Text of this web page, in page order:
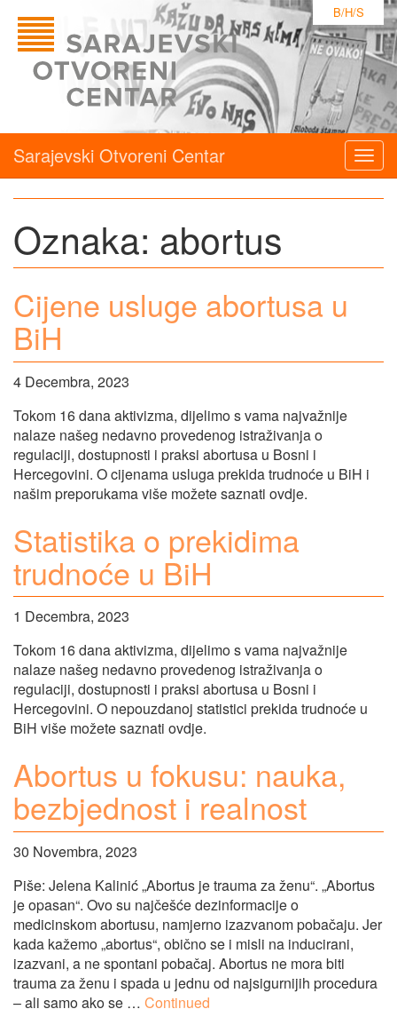
B/H/S
Sarajevski Otvoreni Centar
Oznaka: abortus
Cijene usluge abortusa u
BiH
4 Decembra, 2023
Tokom 16 dana aktivizma, dijelimo s vama najvažnije
nalaze našeg nedavno provedenog istraživanja o
regulaciji, dostupnosti i praksi abortusa u Bosni i
Hercegovini. O cijenama usluga prekida trudnoće u BiH i
našim preporukama više možete saznati ovdje.
Statistika o prekidima
trudnoće u BiH
1 Decembra, 2023
Tokom 16 dana aktivizma, dijelimo s vama najvažnije
nalaze našeg nedavno provedenog istraživanja o
regulaciji, dostupnosti i praksi abortusa u Bosni i
Hercegovini. O nepouzdanoj statistici prekida trudnoće u
BiH više možete saznati ovdje.
Abortus u fokusu: nauka,
bezbjednost i realnost
30 Novembra, 2023
Piše: Jelena Kalinić „Abortus je trauma za ženu“. „Abortus
je opasan“. Ovo su najčešće dezinformacije o
medicinskom abortusu, namjerno izazvanom pobačaju. Jer
kada kažemo „abortus“, obično se i misli na inducirani,
izazvani, a ne spontani pobačaj. Abortus ne mora biti
trauma za ženu i spada u jednu od najsigurnijih procedura
– ali samo ako se … Continued